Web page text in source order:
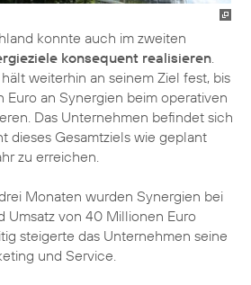
konnte auch im zweiten
konsequent realisieren.
weiterhin an seinem Ziel fest, bis
Euro an Synergien beim operativen
Das Unternehmen befindet sich
dieses Gesamtziels wie geplant
zu erreichen.
Monaten wurden Synergien bei
Umsatz von 40 Millionen Euro
steigerte das Unternehmen seine
und Service.